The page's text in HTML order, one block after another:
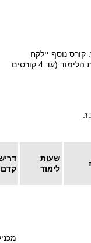
עד שלושה קורסים בהיקף 9 נ.ז. קורס נוסף יילקח
באישור ועדת ההוראה לתואר שני של יחידת הלימוד (עד 4 קורסים
שעות
לימוד
קדם